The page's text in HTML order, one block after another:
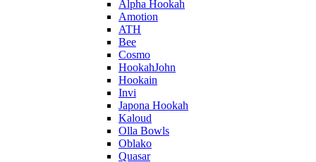
Alpha Hookah
Amotion
ATH
Bee
Cosmo
HookahJohn
Hookain
Invi
Japona Hookah
Kaloud
Olla Bowls
Oblako
Quasar